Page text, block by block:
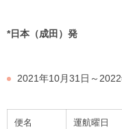
*日本（成田）発
2021年10月31日～
便名 運航曜日